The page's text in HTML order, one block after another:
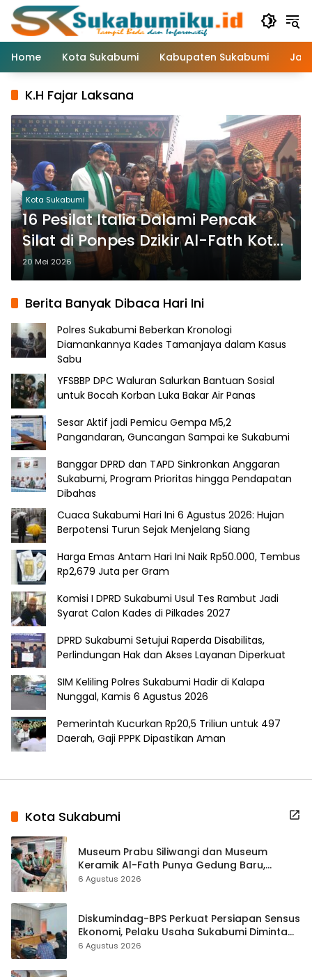
Langsung
konten
Home
Kota Sukabumi Kabupaten Sukabumi
K.H Fajar Laksana
Kota Sukabumi
16 Pesilat Italia Dalami Pencak
Silat di Ponpes Dzikir Al-Fath Kota
Sukabumi
20 Mei 2026
Berita Banyak Dibaca Hari Ini
Polres Sukabumi Beberkan Kronologi
Diamankannya Kades Tamanjaya dalam Kasus
Sabu
YFSBBP DPC Waluran Salurkan Bantuan Sosial
untuk Bocah Korban Luka Bakar Air Panas
Sesar Aktif jadi Pemicu Gempa M5,2
Pangandaran, Guncangan Sampai ke Sukabumi
Banggar DPRD dan TAPD Sinkronkan Anggaran
Sukabumi, Program Prioritas hingga Pendapatan
Dibahas
Cuaca Sukabumi Hari Ini 6 Agustus 2026: Hujan
Berpotensi Turun Sejak Menjelang Siang
Harga Emas Antam Hari Ini Naik Rp50.000, Tembus
Rp2,679 Juta per Gram
Komisi I DPRD Sukabumi Usul Tes Rambut Jadi
Syarat Calon Kades di Pilkades 2027
DPRD Sukabumi Setujui Raperda Disabilitas,
Perlindungan Hak dan Akses Layanan Diperkuat
SIM Keliling Polres Sukabumi Hadir di Kalapa
Nunggal, Kamis 6 Agustus 2026
Pemerintah Kucurkan Rp20,5 Triliun untuk 497
Daerah, Gaji PPPK Dipastikan Aman
Kota Sukabumi
Museum Prabu Siliwangi dan Museum
Keramik Al-Fath Punya Gedung Baru,
Hampir 500 Koleksi Dipisahkan
6 Agustus 2026
Diskumindag-BPS Perkuat Persiapan Sensus
Ekonomi, Pelaku Usaha Sukabumi Diminta
Terbuka Beri Data
6 Agustus 2026